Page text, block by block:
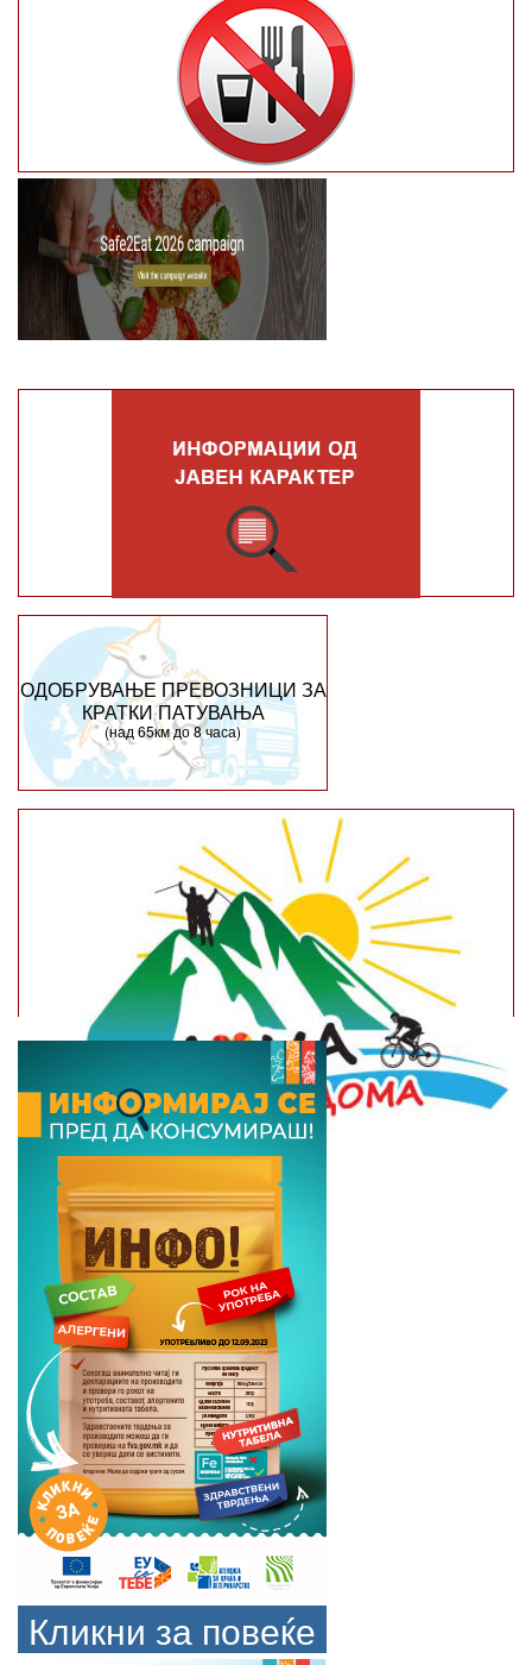
ОДОБРУВАЊЕ ПРЕВОЗНИЦИ ЗА
КРАТКИ ПАТУВАЊА
(над 65км до 8 часа)
Кликни за повеќе